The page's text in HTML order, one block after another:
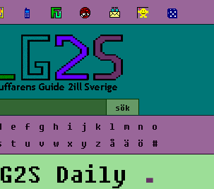
e f g h i j k l m n
o
t u v w x y z å ä ö #
Daily .